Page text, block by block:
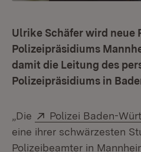
Ulrike Schäfer wird neue
Polizeipräsidiums
damit die Leitung des
Polizeipräsidiums in
„Die Extern:
Polizei Baden-
eine ihrer schwärzesten
Polizeibeamter in